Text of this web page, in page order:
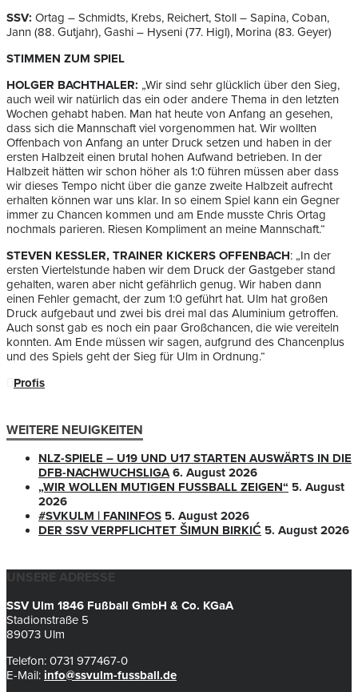
SSV: Ortag – Schmidts, Krebs, Reichert, Stoll – Sapina, Coban,
Jann (88. Gutjahr), Gashi – Hyseni (77. Higl), Morina (83. Geyer)
STIMMEN ZUM SPIEL
HOLGER BACHTHALER: „Wir sind sehr glücklich über den Sieg,
auch weil wir natürlich das ein oder andere Thema in den letzten
Wochen gehabt haben. Man hat heute von Anfang an gesehen,
dass sich die Mannschaft viel vorgenommen hat. Wir wollten
Offenbach von Anfang an unter Druck setzen und haben in der
ersten Halbzeit einen brutal hohen Aufwand betrieben. In der
Halbzeit hätten wir schon höher als 1:0 führen müssen aber dass
wir dieses Tempo nicht über die ganze zweite Halbzeit aufrecht
erhalten können war uns klar. In so einem Spiel kann ein Gegner
immer zu Chancen kommen und am Ende musste Chris Ortag
nochmals parieren. Riesen Kompliment an meine Mannschaft.“
STEVEN KESSLER, TRAINER KICKERS OFFENBACH: „In der
ersten Viertelstunde haben wir dem Druck der Gastgeber stand
gehalten, waren aber nicht gefährlich genug. Wir haben dann
einen Fehler gemacht, der zum 1:0 geführt hat. Ulm hat großen
Druck aufgebaut und zwei bis drei mal das Aluminium getroffen.
Auch sonst gab es noch ein paar Großchancen, die wie vereiteln
konnten. Am Ende müssen wir sagen, aufgrund des Chancenplus
und des Spiels geht der Sieg für Ulm in Ordnung.“
Profis
WEITERE NEUIGKEITEN
NLZ-SPIELE – U19 UND U17 STARTEN AUSWÄRTS IN DIE
DFB-NACHWUCHSLIGA 6. August 2026
„WIR WOLLEN MUTIGEN FUSSBALL ZEIGEN“
5. August
2026
#SVKULM | FANINFOS 5. August 2026
DER SSV VERPFLICHTET ŠIMUN BIRKIĆ 5. August 2026
UNSERE ADRESSE
SSV Ulm 1846 Fußball GmbH & Co. KGaA
Stadionstraße 5
89073 Ulm
Telefon: 0731 977467-0
E-Mail: info@ssvulm-fussball.de